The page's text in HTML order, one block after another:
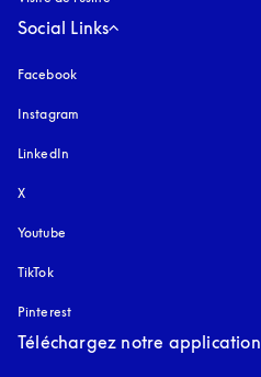
Social Links
Facebook
Instagram
LinkedIn
X
Youtube
TikTok
Pinterest
Téléchargez notre application